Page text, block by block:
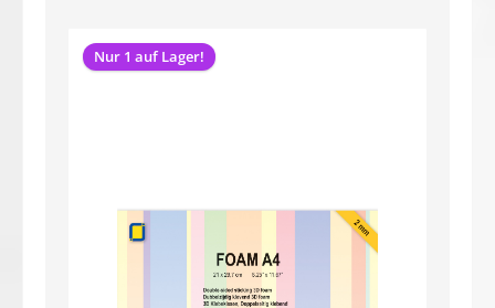
Nur 1 auf Lager!